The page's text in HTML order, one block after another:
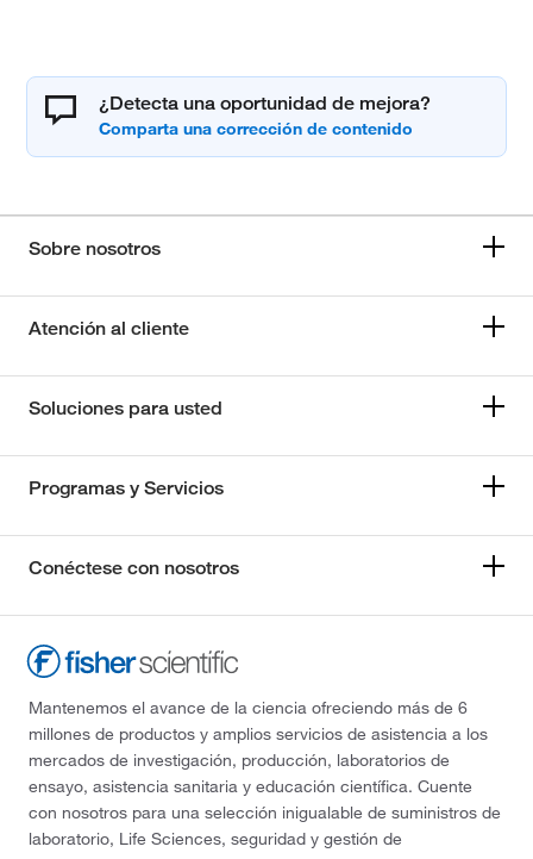
¿Detecta una oportunidad de mejora?
Sobre nosotros
Atención al cliente
Soluciones para usted
Programas y Servicios
Conéctese con nosotros
Mantenemos el avance de la ciencia ofreciendo más de 6
millones de productos y amplios servicios de asistencia a los
mercados de investigación, producción, laboratorios de
ensayo, asistencia sanitaria y educación científica. Cuente
con nosotros para una selección inigualable de suministros de
laboratorio, Life Sciences, seguridad y gestión de